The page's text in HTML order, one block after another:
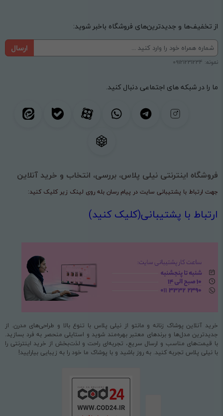
از تخفیف‌ها و جدیدترین‌های فروشگاه باخبر شوید:
ارسال
نمونه: 09121231234
ما را در شبکه های اجتماعی دنبال کنید.
فروشگاه اینترنتی نیلی پلاس، بررسی، انتخاب و خرید آنلاین
جهت ارتباط با پشتیبانی سایت در پیام رسان بله روی لینک زیر کلیک کنید:
ارتباط با پشتیبانی(کلیک کنید)
خرید آنلاین پوشاک زنانه و مانتو از نیلی پلاس با تنوع بالا و طراحی‌های مدرن. از
جدیدترین مدل‌ها و برندهای معتبر بهره‌مند شوید و استایلی منحصر به فرد بسازید.
با قیمت‌های مناسب و ارسال سریع، تجربه‌ای راحت و لذت‌بخش از خرید اینترنتی را
با نیلی پلاس تجربه کنید. به روز باشید و با پوشاک ما خود را به زیبایی بیارایید!